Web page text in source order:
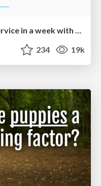
Build your cross-platform service in a week with App Engine
234 19k